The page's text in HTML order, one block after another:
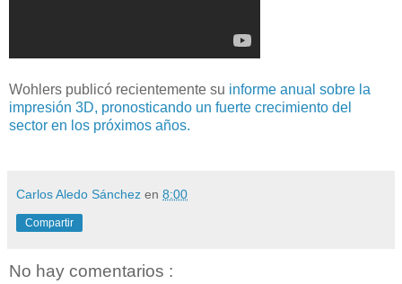
Wohlers publicó recientemente su informe anual sobre la
impresión 3D, pronosticando un fuerte crecimiento del
sector en los próximos años.
Carlos Aledo Sánchez en 8:00
Compartir
No hay comentarios :